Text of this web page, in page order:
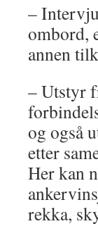
–
ombord,
annen
– Utstyr
og også
etter
Her kan
rekka,